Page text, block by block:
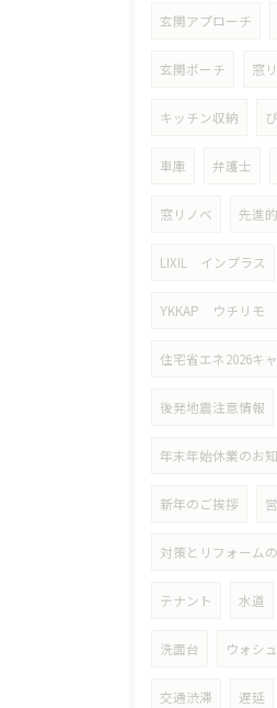
玄関アプローチ
玄関ポーチ 窓
キッチン収納
車庫 弁護士
窓リノベ 先進
LIXIL インプラス
YKKAP ウチリモ
住宅省エネ2026キ
後発地震注意情報
年末年始休業のお
新年のご挨拶
対策とリフォーム
テナント 水道
洗面台 ウォシ
交通渋滞 遅延